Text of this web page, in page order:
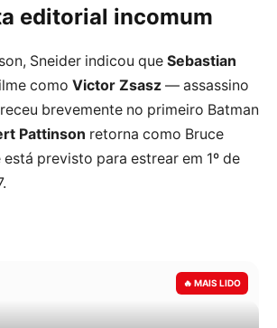
editorial incomum
Sneider indicou que Sebastian
como Victor Zsasz — assassino
brevemente no primeiro Batman
Pattinson retorna como Bruce
está previsto para estrear em 1º de